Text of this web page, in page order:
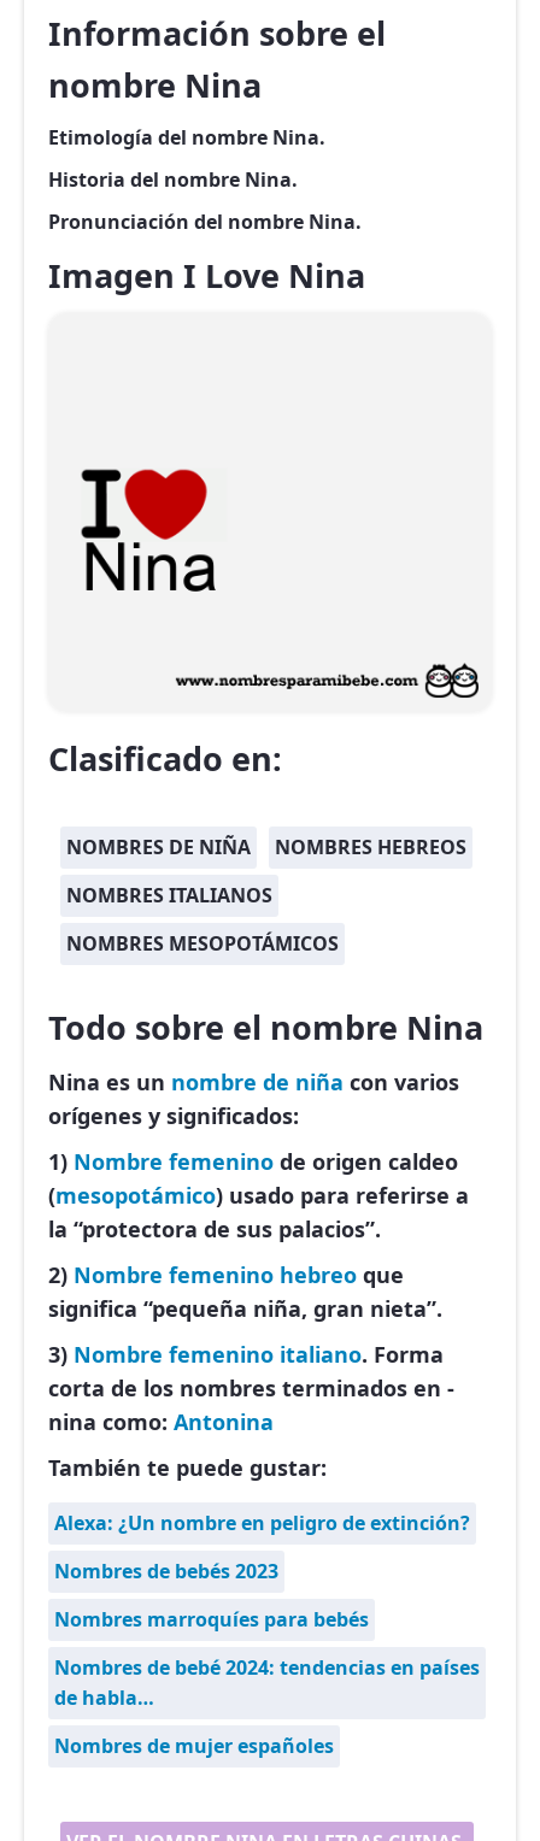
Información sobre el
nombre Nina
Etimología del nombre Nina.
Historia del nombre Nina.
Pronunciación del nombre Nina.
Imagen I Love Nina
Clasificado en:
NOMBRES DE NIÑA
NOMBRES HEBREOS
NOMBRES ITALIANOS
NOMBRES MESOPOTÁMICOS
Todo sobre el nombre Nina
Nina es un nombre de niña con varios
orígenes y significados:
1) Nombre femenino de origen caldeo
(mesopotámico) usado para referirse a
la “protectora de sus palacios”.
2) Nombre femenino hebreo que
significa “pequeña niña, gran nieta”.
3) Nombre femenino italiano. Forma
corta de los nombres terminados en -
nina como: Antonina
También te puede gustar:
Alexa: ¿Un nombre en peligro de extinción?
Nombres de bebés 2023
Nombres marroquíes para bebés
Nombres de bebé 2024: tendencias en países
de habla…
Nombres de mujer españoles